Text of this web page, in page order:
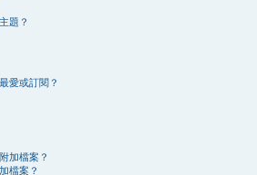
題？
愛或訂閱？
加檔案？
檔案？